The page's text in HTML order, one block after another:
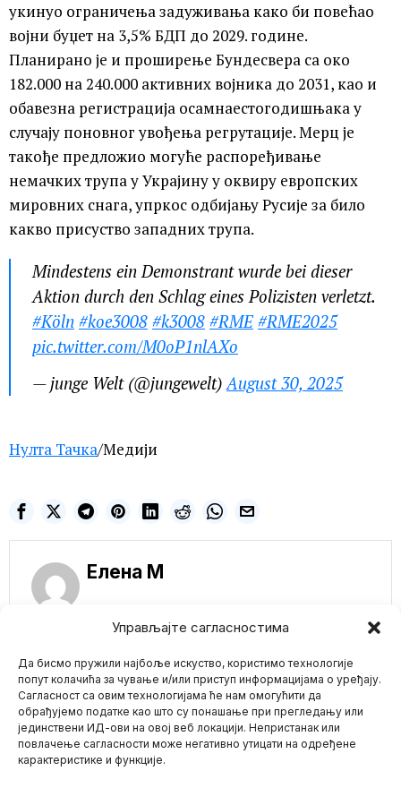
Управљајте сагласностима
Да бисмо пружили најбоље искуство, користимо технологије
попут колачића за чување и/или приступ информацијама о уређају.
Сагласност са овим технологијама ће нам омогућити да
обрађујемо податке као што су понашање при прегледању или
јединствени ИД-ови на овој веб локацији. Непристанак или
повлачење сагласности може негативно утицати на одређене
карактеристике и функције.
укинуо ограничења задуживања како би повећао
војни буџет на 3,5% БДП до 2029. године.
Планирано је и проширење Бундесвера са око
182.000 на 240.000 активних војника до 2031, као и
обавезна регистрација осамнаестогодишњака у
случају поновног увођења регрутације. Мерц је
такође предложио могуће распоређивање
немачких трупа у Украјину у оквиру европских
мировних снага, упркос одбијању Русије за било
какво присуство западних трупа.
Mindestens ein Demonstrant wurde bei dieser
Aktion durch den Schlag eines Polizisten verletzt.
#Köln #koe3008 #k3008 #RME #RME2025
pic.twitter.com/M0oP1nlAXo
— junge Welt (@jungewelt)August 30, 2025
Нулта Тачка/Медији
Елена M
Mario zna Youtube
MEDIJI u Srbiji
otkrivaju brutalnu
PREVARU O
VAKCINAMA sa
Torlaka!
Kako prenose mediji
nijedna doza ruske